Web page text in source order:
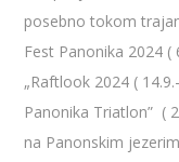
posebno tokom
Fest Panonika 2024
„Raftlook 2024 (
Panonika Triatlon” (
na Panonskim